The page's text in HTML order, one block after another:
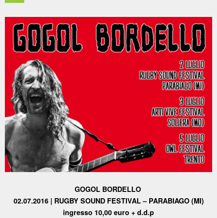
GOGOL BORDELLO
02.07.2016 | RUGBY SOUND FESTIVAL – PARABIAGO (MI)
ingresso 10,00 euro + d.d.p